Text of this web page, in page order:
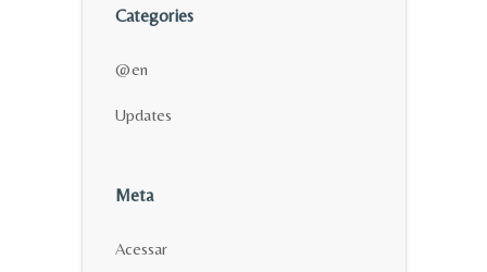
Categories
@en
Updates
Meta
Acessar